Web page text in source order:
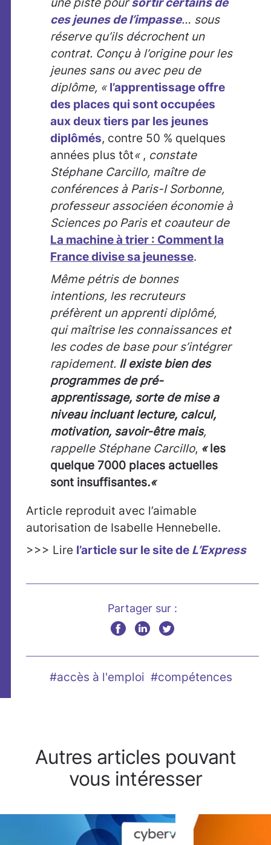
ces jeunes de l’impasse… sous
réserve qu’ils décrochent un
contrat. Conçu à l’origine pour les
jeunes sans ou avec peu de
diplôme, « l’apprentissage offre
des places qui sont occupées
aux deux tiers par les jeunes
diplômés, contre 50 % quelques
années plus tôt« , constate
Stéphane Carcillo, maître de
conférences à Paris-I Sorbonne,
professeur associéen économie à
Sciences po Paris et coauteur de
La machine à trier : Comment la
France divise sa jeunesse.
Même pétris de bonnes
intentions, les recruteurs
préfèrent un apprenti diplômé,
qui maîtrise les connaissances et
les codes de base pour s’intégrer
rapidement. Il existe bien des
programmes de pré-
apprentissage, sorte de mise a
niveau incluant lecture, calcul,
motivation, savoir-être mais,
rappelle Stéphane Carcillo, «les
quelque 7000 places actuelles
sont insuffisantes.«
Article reproduit avec l’aimable
autorisation de Isabelle Hennebelle.
>>> Lire l’article sur le site de L’Express
Partager sur :
#accès à l'emploi #compétences
Autres articles pouvant
vous intéresser